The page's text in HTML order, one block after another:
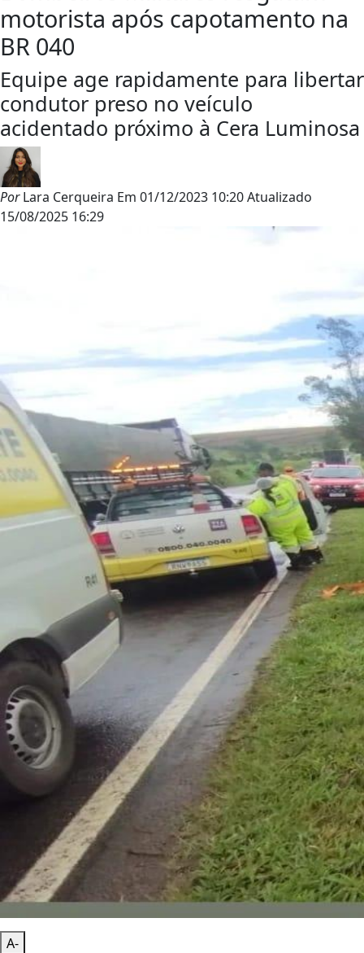
motorista após capotamento na
BR 040
Equipe age rapidamente para libertar
condutor preso no veículo
acidentado próximo à Cera Luminosa
PorLara Cerqueira Em 01/12/2023 10:20Atualizado
15/08/2025 16:29
A-